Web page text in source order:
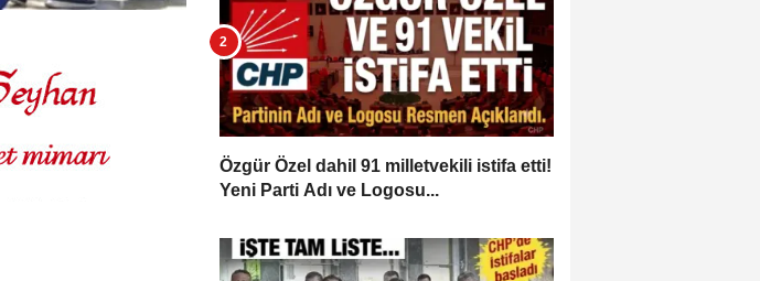
Özgür Özel dahil 91 milletvekili istifa etti!
Yeni Parti Adı ve Logosu...